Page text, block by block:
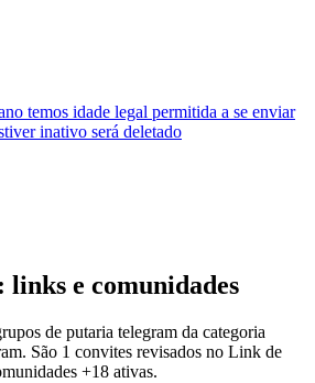
temos idade legal permitida a se enviar
inativo será deletado
links e comunidades
de putaria telegram da categoria
São 1 convites revisados no Link de
+18 ativas.